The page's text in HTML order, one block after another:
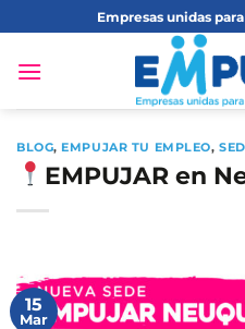
al
contenido
Empresas unidas
BLOG, EMPUJAR TU EMPLEO,
EMPUJAR en
15
Mar